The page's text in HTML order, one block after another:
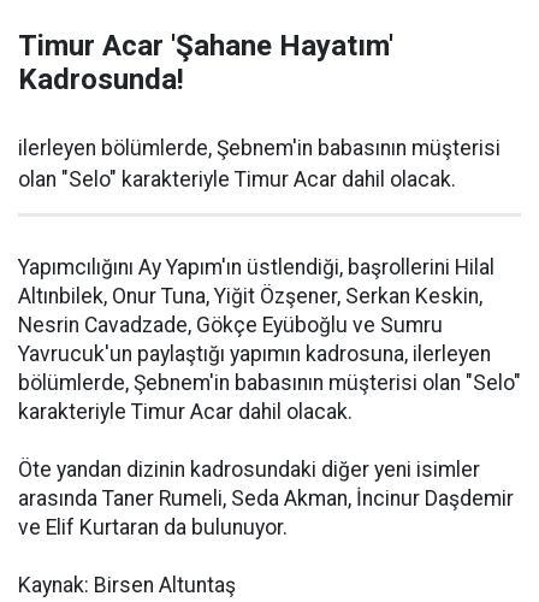
Timur Acar 'Şahane Hayatım'
Kadrosunda!
ilerleyen bölümlerde, Şebnem'in babasının müşterisi
olan "Selo" karakteriyle Timur Acar dahil olacak.
Yapımcılığını Ay Yapım'ın üstlendiği, başrollerini Hilal
Altınbilek, Onur Tuna, Yiğit Özşener, Serkan Keskin,
Nesrin Cavadzade, Gökçe Eyüboğlu ve Sumru
Yavrucuk'un paylaştığı yapımın kadrosuna, ilerleyen
bölümlerde, Şebnem'in babasının müşterisi olan "Selo"
karakteriyle Timur Acar dahil olacak.
Öte yandan dizinin kadrosundaki diğer yeni isimler
arasında Taner Rumeli, Seda Akman, İncinur Daşdemir
ve Elif Kurtaran da bulunuyor.
Kaynak: Birsen Altuntaş